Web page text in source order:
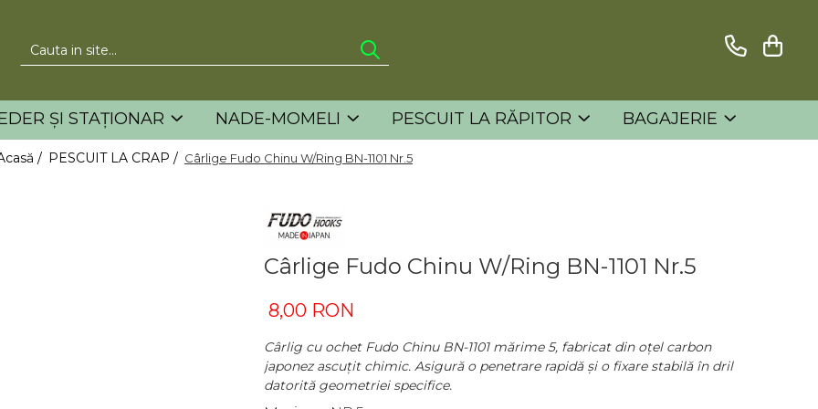
ȘI STAȚIONAR NADE-MOMELI PESCUIT LA RĂPITOR BAGAJERIE
/ PESCUIT LA CRAP / Cârlige Fudo Chinu W/Ring BN-1101 Nr.5
Cârlige Fudo Chinu W/Ring BN-1101 Nr.5
8,00 RON
Cârlig cu ochet Fudo Chinu BN-1101 mărime 5, fabricat din oțel carbon
japonez ascuțit chimic. Asigură o penetrare rapidă și o fixare stabilă în dril
datorită geometriei specifice.